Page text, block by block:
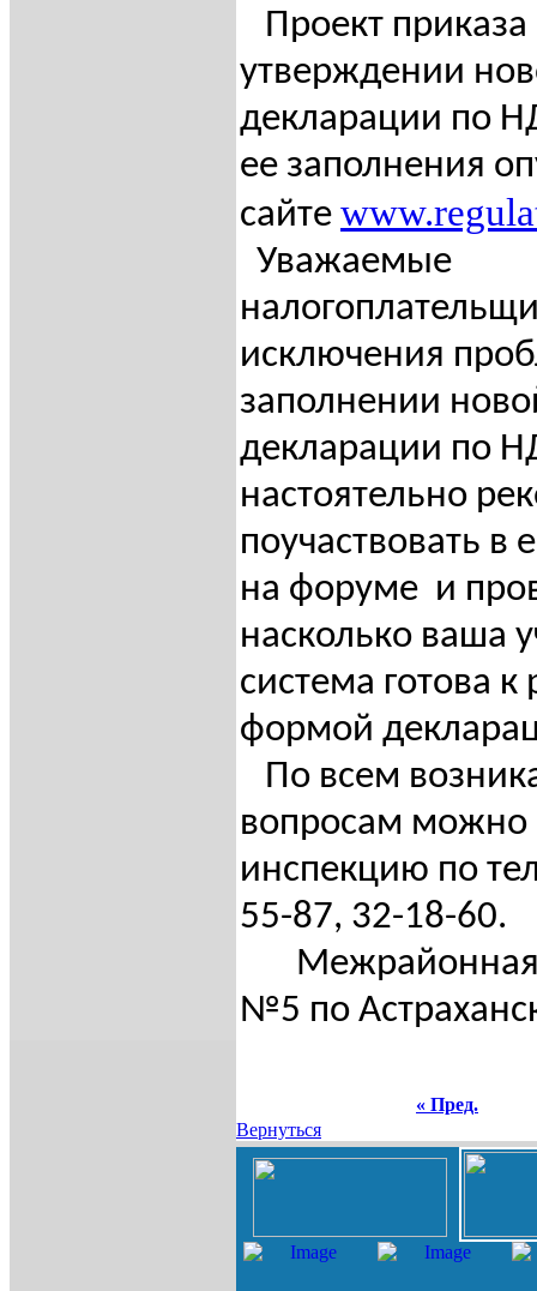
Проект
утверждении
декларации по
ее заполнения
сайте www.
Уважаемые
исключения
заполнении
декларации по
настоятельно
поучаствовать в
на форуме и
насколько ваша
система готова
формой
По всем
вопросам можно
инспекцию по
55-87, 32-18-60.
№5 по
« Пред.
Вернуться